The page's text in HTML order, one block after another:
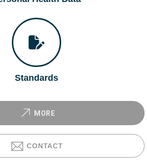
Standards
MORE
CONTACT